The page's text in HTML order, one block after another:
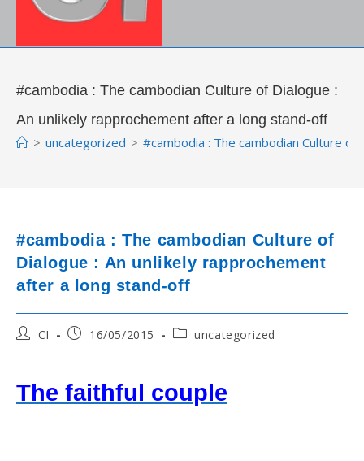
#cambodia : The cambodian Culture of Dialogue :
An unlikely rapprochement after a long stand-off
> uncategorized > #cambodia : The cambodian Culture
#cambodia : The cambodian Culture of
Dialogue : An unlikely rapprochement
after a long stand-off
PostCI
Post16/05/2015
Postuncategorized
The faithful couple